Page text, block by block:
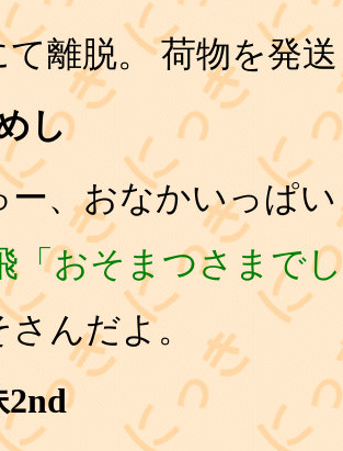
て離脱。 荷物を発
し
ー、おなかいっぱい
「おそまつさまで
んだよ。